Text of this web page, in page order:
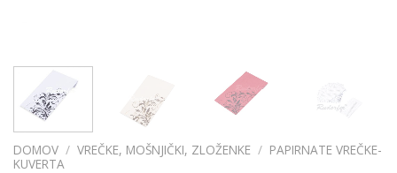
DOMOV / VREČKE, MOŠNJIČKI, ZLOŽENKE / PAPIRNATE VREČKE-
KUVERTA